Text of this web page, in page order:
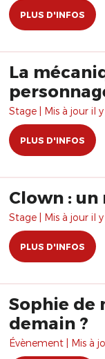
PLUS D'INFOS
La
Stage | Mis à jour il
PLUS D'INFOS
Clown :
Stage | Mis à jour il
PLUS D'INFOS
Sophie de
demain ?
Évènement | Mis à